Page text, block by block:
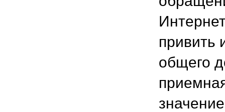
привить
общего